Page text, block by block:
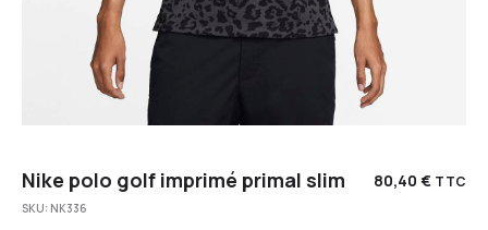
Nike polo golf imprimé primal slim 80,40 € TTC
SKU: NK336